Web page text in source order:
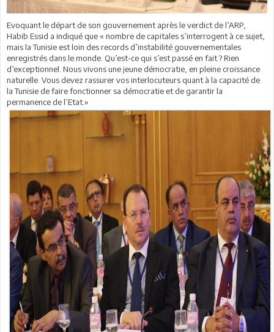
Evoquant le départ de son gouvernement après le verdict de l’ARP,
Habib Essid a indiqué que « nombre de capitales s’interrogent à ce sujet,
mais la Tunisie est loin des records d’instabilité gouvernementales
enregistrés dans le monde. Qu’est-ce qui s’est passé en fait ? Rien
d’exceptionnel. Nous vivons une jeune démocratie, en pleine croissance
naturelle. Vous devez rassurer vos interlocuteurs quant à la capacité de
la Tunisie de faire fonctionner sa démocratie et de garantir la
permanence de l’Etat.»